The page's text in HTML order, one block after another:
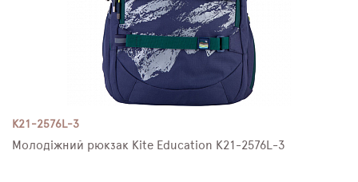
K21-2576L-3
Молодіжний рюкзак Kite Education K21-2576L-3